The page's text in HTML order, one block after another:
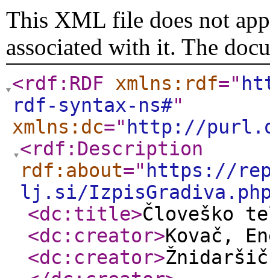
This XML file does not
associated with it. The
<rdf:RDF xmlns:rdf="
rdf-syntax-ns#"
xmlns:dc=" http://
<rdf:Description
rdf:about=" https://
lj.si/
<dc:title>Človeško
<dc:creator>Kovač,
<dc:creator>